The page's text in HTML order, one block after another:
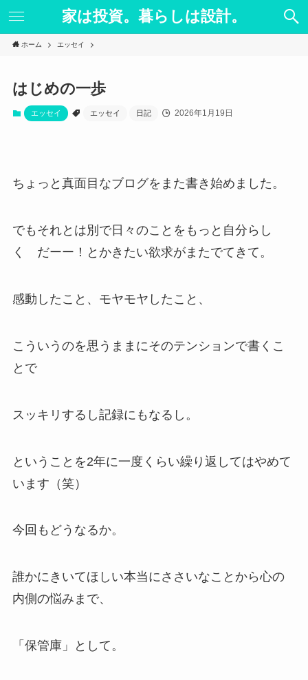
家は投資。暮らしは設計。
ホーム エッセイ
はじめの一歩
エッセイ エッセイ 日記 2026年1月19日
ちょっと真面目なブログをまた書き始めました。
でもそれとは別で日々のことをもっと自分らし
く だーー！とかきたい欲求がまたでてきて。
感動したこと、モヤモヤしたこと、
こういうのを思うままにそのテンションで書くこ
とで
スッキリするし記録にもなるし。
ということを2年に一度くらい繰り返してはやめて
います（笑）
今回もどうなるか。
誰かにきいてほしい本当にささいなことから心の
内側の悩みまで、
「保管庫」として。